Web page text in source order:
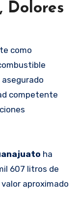
Dolores
como
competente
ha
607 litros de
aproximado